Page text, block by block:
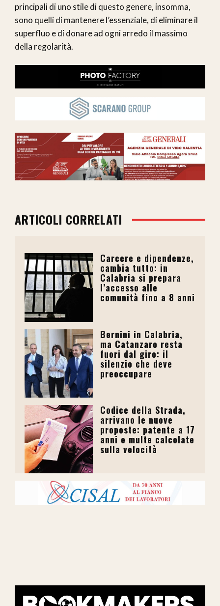
principali di uno stile di questo genere, insomma,
sono quelli di mantenere l’essenziale, di eliminare il
superfluo e di donare ad ogni arredo il massimo
della regolarità.
ARTICOLI CORRELATI
Carcere e dipendenze,
cambia tutto: in
Calabria si prepara
l’accesso alle
comunità fino a 8 anni
Bernini in Calabria,
ma Catanzaro resta
fuori dal giro: il
silenzio che deve
preoccupare
Codice della Strada,
arrivano le nuove
proposte: patente a 17
anni e multe calcolate
sulla velocità